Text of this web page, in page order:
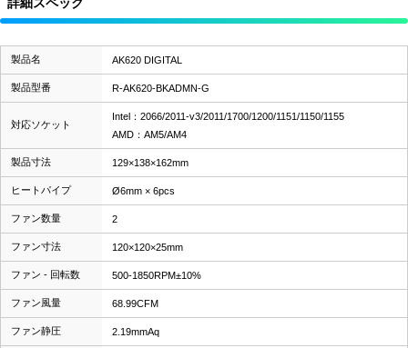
製品名 AK620 DIGITAL
製品型番 R-AK620-BKADMN-G
対応ソケット
Intel：2066/2011-v3/2011/1700/1200/1151/1150/1155
AMD：AM5/AM4
製品寸法 129×138×162mm
ヒートパイプ Ø6mm × 6pcs
ファン数量 2
ファン寸法 120×120×25mm
ファン - 回転数 500-1850RPM±10%
ファン風量 68.99CFM
ファン静圧 2.19mmAq